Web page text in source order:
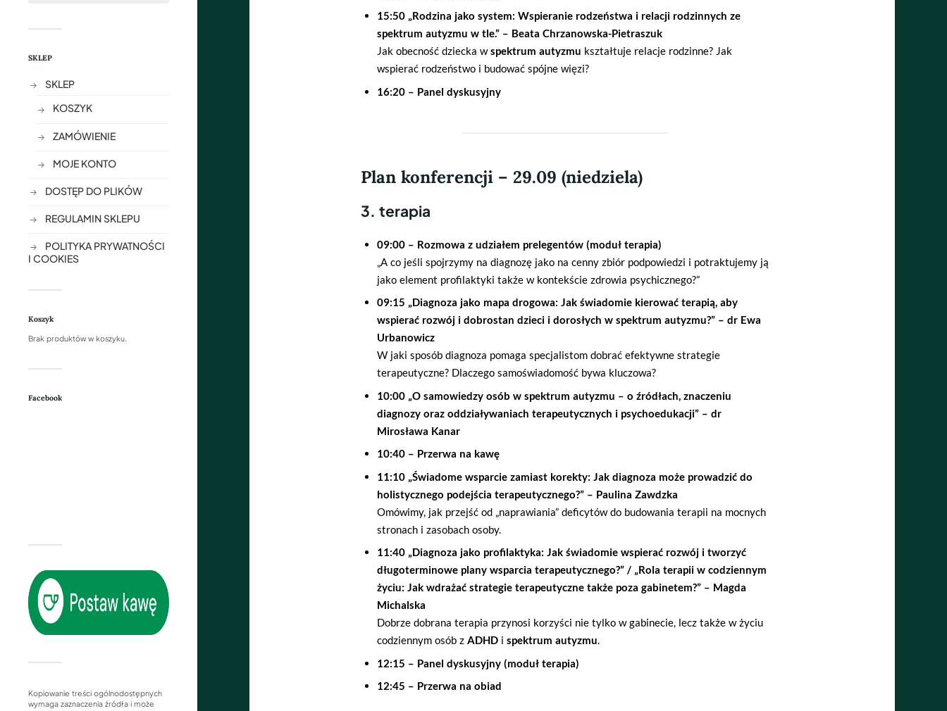
SKLEP
SKLEP
KOSZYK
ZAMÓWIENIE
MOJE KONTO
DOSTĘP DO PLIKÓW
REGULAMIN SKLEPU
POLITYKA PRYWATNOŚCI
I COOKIES
Koszyk
Brak produktów w koszyku.
Facebook
Kopiowanie treści ogólnodostępnych
wymaga zaznaczenia źródła i może
15:50 „Rodzina jako system: Wspieranie rodzeństwa i relacji rodzinnych ze
spektrum autyzmu w tle.” – Beata Chrzanowska-Pietraszuk
Jak obecność dziecka wspektrum autyzmu kształtuje relacje rodzinne? Jak
wspierać rodzeństwo i budować spójne więzi?
16:20 – Panel dyskusyjny
Plan konferencji – 29.09 (niedziela)
3. terapia
09:00 – Rozmowa z udziałem prelegentów (moduł terapia)
„A co jeśli spojrzymy na diagnozę jako na cenny zbiór podpowiedzi i potraktujemy ją
jako element profilaktyki także w kontekście zdrowia psychicznego?”
09:15 „Diagnoza jako mapa drogowa: Jak świadomie kierować terapią, aby
wspierać rozwój i dobrostan dzieci i dorosłych w spektrum autyzmu?” – dr Ewa
Urbanowicz
W jaki sposób diagnoza pomaga specjalistom dobrać efektywne strategie
terapeutyczne? Dlaczego samoświadomość bywa kluczowa?
10:00 „O samowiedzy osób w spektrum autyzmu – o źródłach, znaczeniu
diagnozy oraz oddziaływaniach terapeutycznych i psychoedukacji” – dr
Mirosława Kanar
10:40 – Przerwa na kawę
11:10 „Świadome wsparcie zamiast korekty: Jak diagnoza może prowadzić do
holistycznego podejścia terapeutycznego?” – Paulina Zawdzka
Omówimy, jak przejść od „naprawiania” deficytów do budowania terapii na mocnych
stronach i zasobach osoby.
11:40 „Diagnoza jako profilaktyka: Jak świadomie wspierać rozwój i tworzyć
długoterminowe plany wsparcia terapeutycznego?” / „Rola terapii w codziennym
życiu: Jak wdrażać strategie terapeutyczne także poza gabinetem?” – Magda
Michalska
Dobrze dobrana terapia przynosi korzyści nie tylko w gabinecie, lecz także w życiu
codziennym osób z ADHDi spektrum autyzmu.
12:15 – Panel dyskusyjny (moduł terapia)
12:45 – Przerwa na obiad